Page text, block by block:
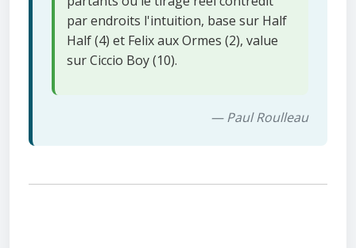
par endroits l'intuition, base sur Half
Half (4) et Felix aux Ormes (2), value
sur Ciccio Boy (10).
— Paul Roulleau